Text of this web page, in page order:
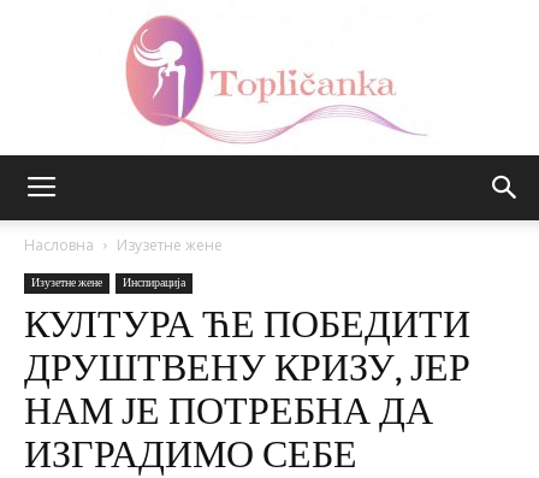
Насловна Изузетне жене
Изузетне жене Инспирација
КУЛТУРА ЋЕ ПОБЕДИТИ
ДРУШТВЕНУ КРИЗУ, ЈЕР
НАМ ЈЕ ПОТРЕБНА ДА
ИЗГРАДИМО СЕБЕ